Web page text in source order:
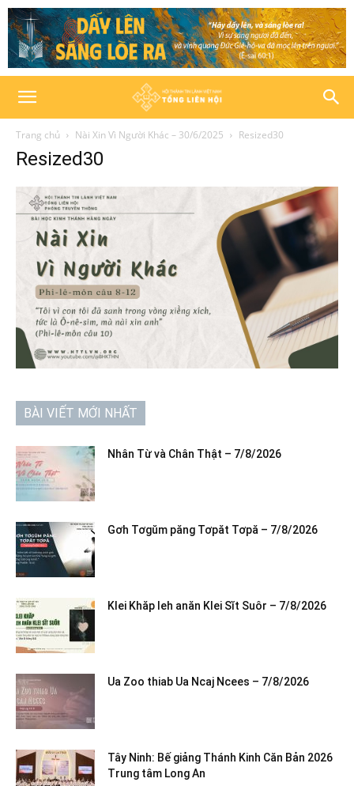
Trang chủ Nài Xin Vì Người Khác – 30/6/2025 Resized30
Resized30
BÀI VIẾT MỚI NHẤT
Nhân Từ và Chân Thật – 7/8/2026
Gơh Tơgŭm păng Tơpăt Tơpă – 7/8/2026
Klei Khăp leh anăn Klei Sĭt Suôr – 7/8/2026
Ua Zoo thiab Ua Ncaj Ncees – 7/8/2026
Tây Ninh: Bế giảng Thánh Kinh Căn Bản 2026
Trung tâm Long An